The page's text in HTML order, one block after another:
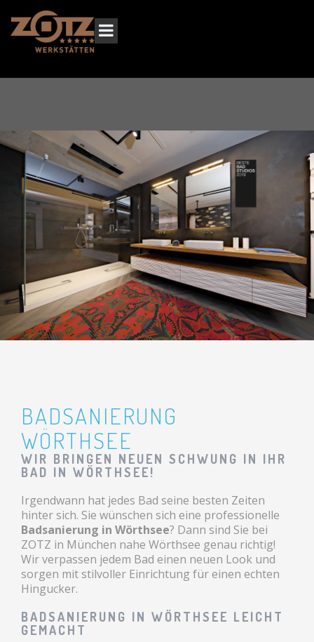
BADSANIERUNG
WÖRTHSEE
WIR BRINGEN NEUEN SCHWUNG IN IHR
BAD IN WÖRTHSEE!
Irgendwann hat jedes Bad seine besten Zeiten
hinter sich. Sie wünschen sich eine professionelle
Badsanierung in Wörthsee? Dann sind Sie bei
ZOTZ in München nahe Wörthsee genau richtig!
Wir verpassen jedem Bad einen neuen Look und
sorgen mit stilvoller Einrichtung für einen echten
Hingucker.
BADSANIERUNG IN WÖRTHSEE LEICHT
GEMACHT